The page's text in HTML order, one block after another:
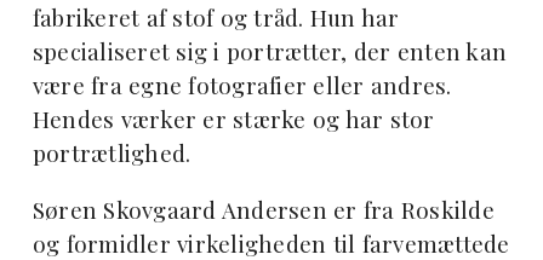
fabrikeret af stof og tråd. Hun har
specialiseret sig i portrætter, der enten kan
være fra egne fotografier eller andres.
Hendes værker er stærke og har stor
portrætlighed.
Søren Skovgaard Andersen er fra Roskilde
og formidler virkeligheden til farvemættede